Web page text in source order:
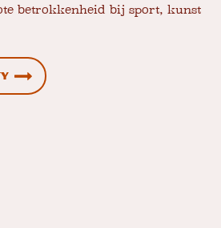
betrokkenheid bij sport, kunst